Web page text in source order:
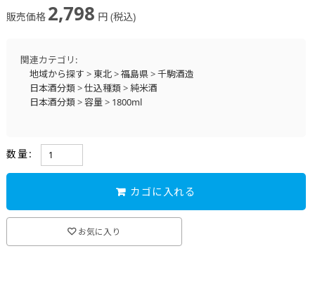
販売価格 2,798 円 (税込)
関連カテゴリ:
地域から探す > 東北>福島県>千駒酒造
日本酒分類>仕込種類> 純米酒
日本酒分類>容量> 1800ml
数量:
カゴに入れる
お気に入り